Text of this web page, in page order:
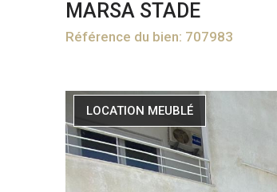
MARSA STADE
Référence du bien: 707983
LOCATION MEUBLÉ